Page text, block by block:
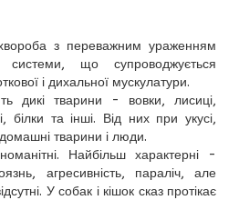
з переважним ураженням
системи, що супроводжується
і дихальної мускулатури.
дикі тварини - вовки, лисиці,
білки та інші. Від них при укусі,
тварини і люди.
Найбільш характерні -
агресивність, параліч, але
У собак і кішок сказ протікає